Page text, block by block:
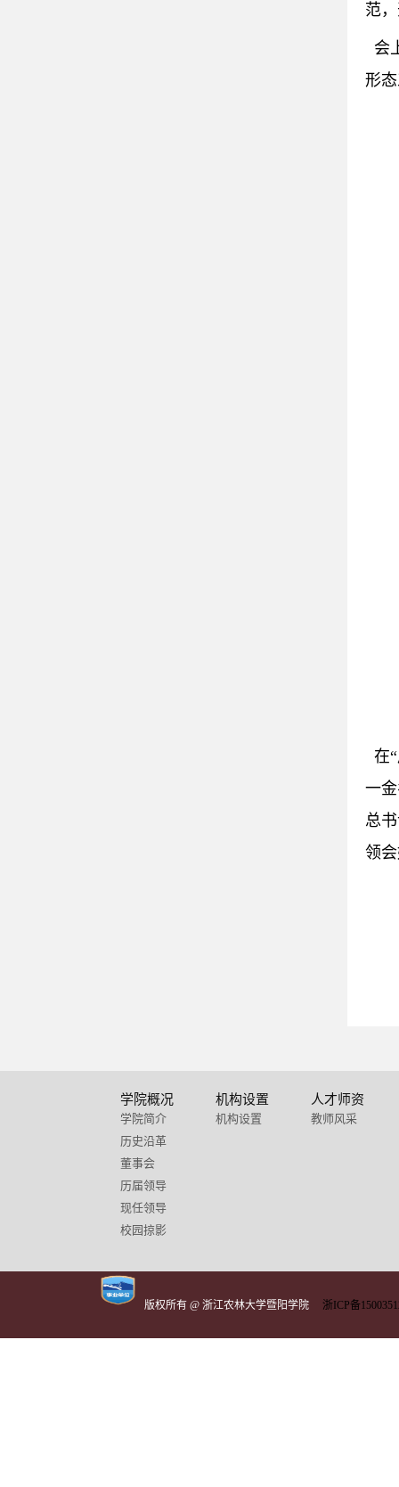
范
会
形
在
一
总
领
学院概况
学院简介
历史沿革
董事会
历届领导
现任领导
校园掠影
机构设置
机构设置
人才师资
教师风采
版权所有 @ 浙江农林大学暨阳学院 浙ICP备